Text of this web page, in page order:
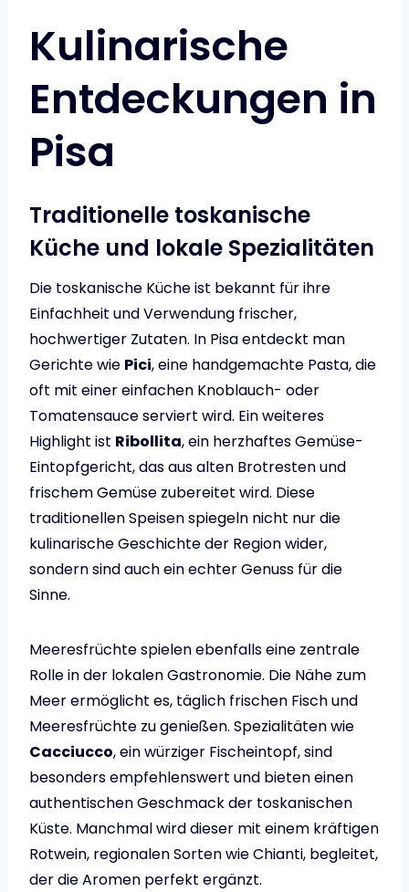
Kulinarische
Entdeckungen in
Pisa
Traditionelle toskanische
Küche und lokale Spezialitäten
Die toskanische Küche ist bekannt für ihre
Einfachheit und Verwendung frischer,
hochwertiger Zutaten. In Pisa entdeckt man
Gerichte wie Pici, eine handgemachte Pasta, die
oft mit einer einfachen Knoblauch- oder
Tomatensauce serviert wird. Ein weiteres
Highlight ist Ribollita, ein herzhaftes Gemüse-
Eintopfgericht, das aus alten Brotresten und
frischem Gemüse zubereitet wird. Diese
traditionellen Speisen spiegeln nicht nur die
kulinarische Geschichte der Region wider,
sondern sind auch ein echter Genuss für die
Sinne.
Meeresfrüchte spielen ebenfalls eine zentrale
Rolle in der lokalen Gastronomie. Die Nähe zum
Meer ermöglicht es, täglich frischen Fisch und
Meeresfrüchte zu genießen. Spezialitäten wie
Cacciucco, ein würziger Fischeintopf, sind
besonders empfehlenswert und bieten einen
authentischen Geschmack der toskanischen
Küste. Manchmal wird dieser mit einem kräftigen
Rotwein, regionalen Sorten wie Chianti, begleitet,
der die Aromen perfekt ergänzt.